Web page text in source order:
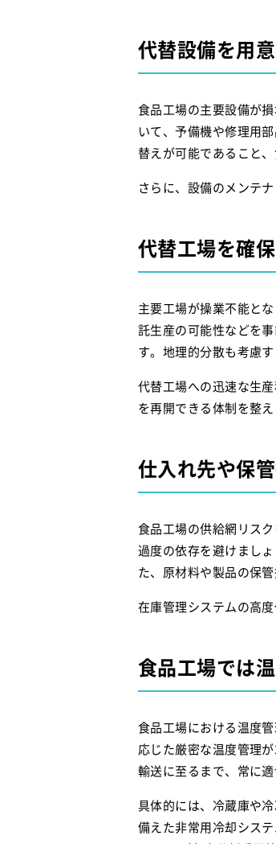
代替設備を用
食品工場の主要設備が
いて、予備機や修理用
替えが可能であること
さらに、設備のメンテ
代替工場を確
主要工場が操業不能と
託生産の可能性などを
す。地理的分散も考慮
代替工場への迅速な生
を再開できる体制を整え
仕入れ先や保
食品工場の供給網リス
過度の依存を避けまし
た、原材料や製品の保
在庫管理システムの高
食品工場では
食品工場における温度
応じた厳密な温度管理
輸送に至るまで、常に
具体的には、冷蔵庫や
備えた非常用冷却シス